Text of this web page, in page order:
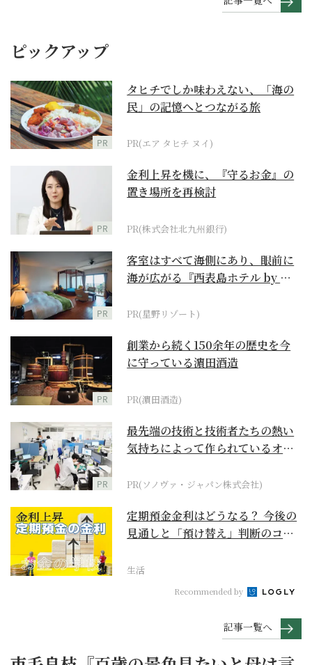
ピックアップ
PR
タヒチでしか味わえない、「海の
民」の記憶へとつながる旅
PR(エア タヒチ ヌイ)
PR
金利上昇を機に、『守るお金』の
置き場所を再検討
PR(株式会社北九州銀行)
PR
客室はすべて海側にあり、眼前に
海が広がる『西表島ホテル by 星
PR(星野リゾート)
PR
創業から続く150余年の歴史を今
に守っている濵田酒造
PR(濵田酒造)
PR
最先端の技術と技術者たちの熱い
気持ちによって作られているオー
PR(ソノヴァ・ジャパン株式会社)
定期預金金利はどうなる？ 今後の
見通しと「預け替え」判断のコツ
生活
Recommended by
記事一覧へ